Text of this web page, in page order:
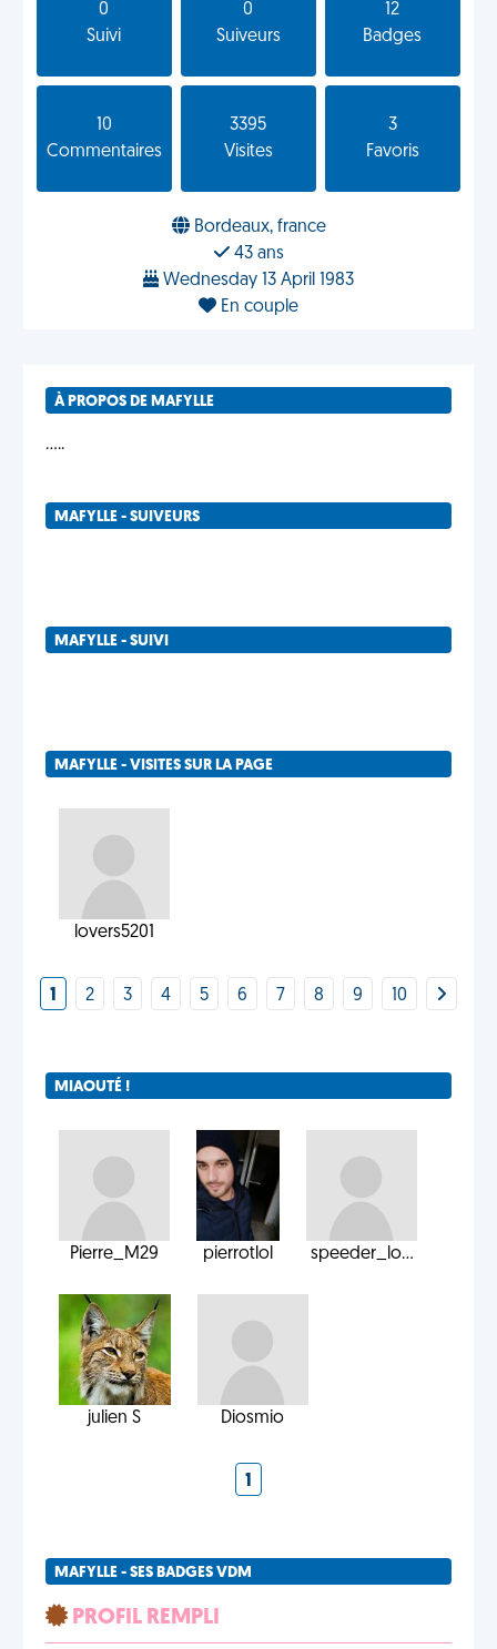
0
Suivi
0
Suiveurs
12
Badges
10
Commentaires
3395
Visites
3
Favoris
Bordeaux, france
43 ans
Wednesday 13 April 1983
En couple
À PROPOS DE MAFYLLE
.....
MAFYLLE - SUIVEURS
MAFYLLE - SUIVI
MAFYLLE - VISITES SUR LA PAGE
lovers5201
1 2 3 4 5 6 7 8 9 10
MIAOUTÉ !
Pierre_M29 pierrotlol speeder_lo...
julien S Diosmio
1
MAFYLLE - SES BADGES VDM
PROFIL REMPLI